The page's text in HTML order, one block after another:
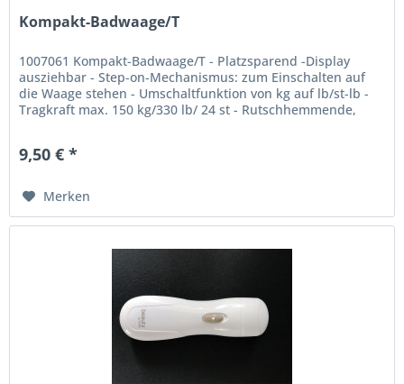
Kompakt-Badwaage/T
1007061 Kompakt-Badwaage/T - Platzsparend -Display
ausziehbar - Step-on-Mechanismus: zum Einschalten auf
die Waage stehen - Umschaltfunktion von kg auf lb/st-lb -
Tragkraft max. 150 kg/330 lb/ 24 st - Rutschhemmende,
9,50 € *
Merken